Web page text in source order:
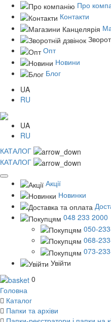
Про
Контакти
Опт
Новини
Блог
UA
RU
UA
RU
КАТАЛОГ
КАТАЛОГ
Акції
Новинки
048 233 2000
050-
068-
073-
Увійти
0
Головна
Каталог
Папки та архіви